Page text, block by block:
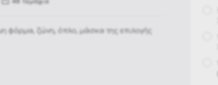
Αξεσουάρ
48 τεμάχια
φόρμα, ζώνη, όπλο, μάσκα της επιλογής